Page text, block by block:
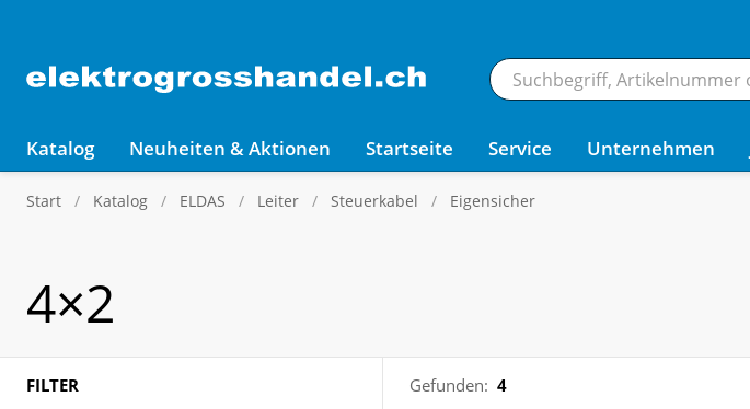
Katalog Neuheiten & Aktionen Startseite Service Unternehmen
Start Katalog ELDAS Leiter Steuerkabel Eigensicher
4×2
FILTER Gefunden: 4